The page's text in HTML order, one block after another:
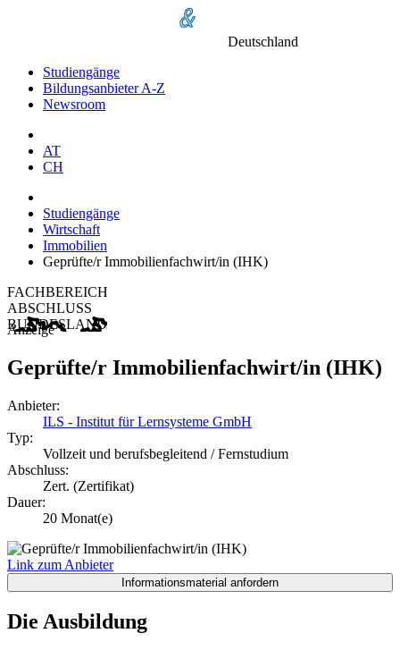
Deutschland
Studiengänge
Bildungsanbieter A-Z
Newsroom
AT
CH
Studiengänge
Wirtschaft
Immobilien
Geprüfte/r Immobilienfachwirt/in (IHK)
FACHBEREICH
ABSCHLUSS
BUNDESLAND
Anzeige
Geprüfte/r Immobilienfachwirt/in (IHK)
Anbieter:
ILS - Institut für Lernsysteme GmbH
Typ:
Vollzeit und berufsbegleitend / Fernstudium
Abschluss:
Zert. (Zertifikat)
Dauer:
20 Monat(e)
Link zum Anbieter
Die Ausbildung